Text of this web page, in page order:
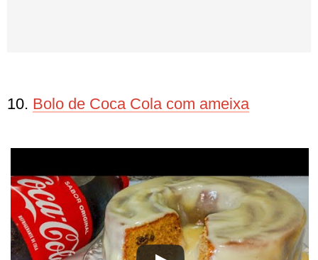
10. Bolo de Coca Cola com ameixa